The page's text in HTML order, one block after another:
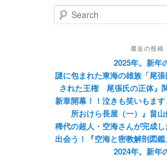
Search
最近の投稿
2025年。新年
謎に包まれた東海の雄族「尾
された王権 尾張氏の正体』
新章開幕！！泣きも笑いもま
所おけら長屋（一）』畠山
稀代の超人・空海さんが完成
出会う！『空海と密教解剖図鑑
2024年。新年